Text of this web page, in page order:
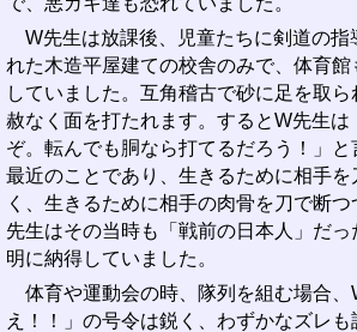
W先生は放課後、児童たちに剣道の指
れた木造平屋建ての校舎のみで、体育
していました。互角稽古で砂に足を取
赦なく面を打たれます。するとW先生
ぞ。転んでも胴なら打てるだろう！」
最近のことであり、生きるために相手
く、生きるために相手の肉骨を刀で断
先生はその当時も「戦前の日本人」だ
明に納得していました。
体育や運動会の時、隊列を組む場合、
え！！」の号令は鋭く、わずかなズレ